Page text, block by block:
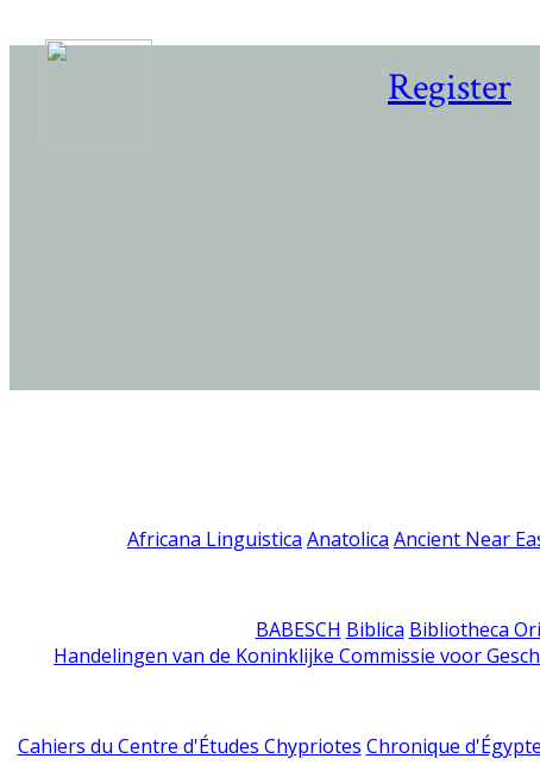
Register
Africana Linguistica Anatolica Ancient Near
BABESCH Biblica Bibliotheca
Handelingen van de Koninklijke Commissie voor
Cahiers du Centre d'Études Chypriotes Chronique d'Égypte